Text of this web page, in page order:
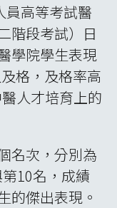
員高等考試醫
階段考試）日
學院學生表現
格，及格率高
人才培育上的
名次，分別為
10名，成績
的傑出表現。